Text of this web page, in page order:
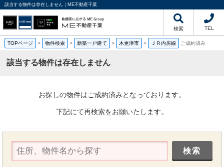
該当する物件は存在しません｜ME不動産千葉
検索 TEL
TOPページ > 物件検索 > 新築一戸建て > 木更津市 > ＪＲ内房線 ご成約済み
該当する物件は存在しません
お探しの物件はご成約済みとなっております。
下記にて再検索をお願いたします。